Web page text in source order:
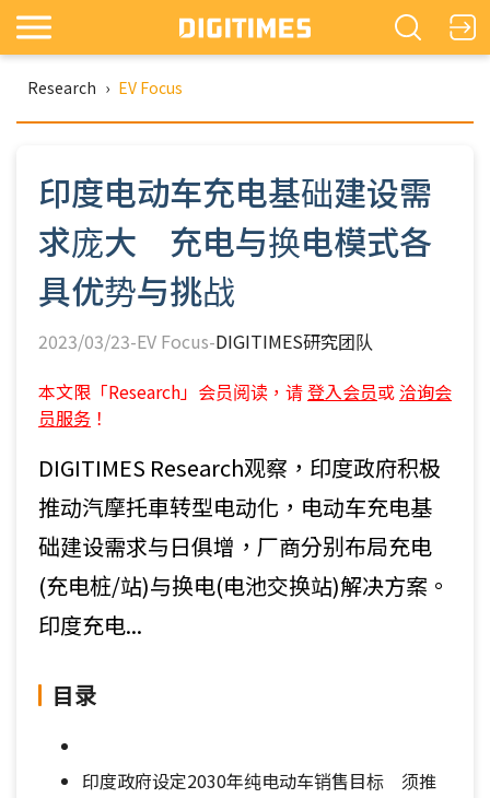
Research › EV Focus
印度电动车充电基础建设需
求庞大 充电与换电模式各
具优势与挑战
2023/03/23-EV Focus-DIGITIMES研究团队
本文限「Research」会员阅读，请登入会员或 洽询会
员服务 ！
DIGITIMES Research观察，印度政府积极
推动汽摩托車转型电动化，电动车充电基
础建设需求与日俱增，厂商分别布局充电
(充电桩/站)与换电(电池交换站)解决方案。
印度充电...
目录
印度政府设定2030年纯电动车销售目标 须推